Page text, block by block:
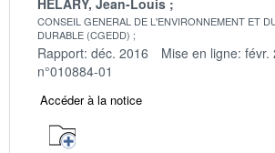
CONSEIL GENERAL DE L'ENVIRONNEMENT ET
DURABLE (CGEDD)
Rapport: déc. 2016 Mise en ligne: févr.
n°010884-01
Accéder à la notice